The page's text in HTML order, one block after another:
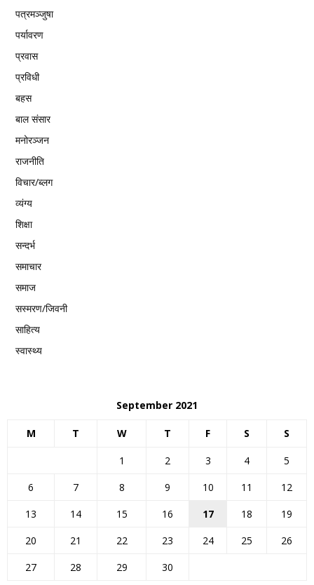
पत्रमञ्जुषा
पर्यावरण
प्रवास
प्रविधी
बहस
बाल संसार
मनोरञ्जन
राजनीति
विचार/ब्लग
व्यंग्य
शिक्षा
सन्दर्भ
समाचार
समाज
सस्मरण/जिवनी
साहित्य
स्वास्थ्य
September 2021
M T W T F S S
1 2 3 4
5
6
7 8 9 10 11
12
13
14 15 16 17 18
19
20
21 22 23 24 25
26
27
28 29
30